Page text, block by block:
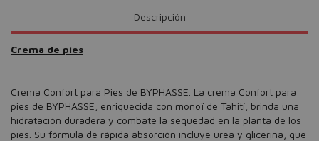
Descripción
Crema de pies
Crema Confort para Pies de BYPHASSE. La crema Confort para
pies de BYPHASSE, enriquecida con monoï de Tahití, brinda una
hidratación duradera y combate la sequedad en la planta de los
pies. Su fórmula de rápida absorción incluye urea y glicerina, que